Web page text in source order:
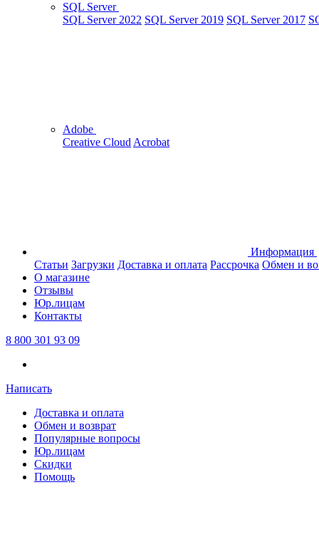
SQL Server
SQL Server 2022 SQL Server 2019 SQL Server 2017
Adobe
Creative Cloud Acrobat
Информация
Статьи Загрузки Доставка и оплата Рассрочка Обмен и
О магазине
Отзывы
Юр.лицам
Контакты
8 800 301 93 09
Написать
Доставка и оплата
Обмен и возврат
Популярные вопросы
Юр.лицам
Скидки
Помощь